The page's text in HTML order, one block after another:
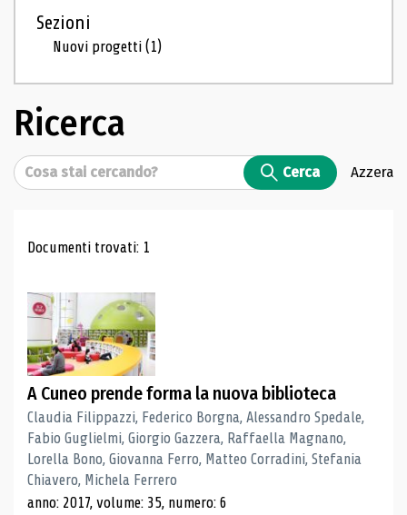
Sezioni
Nuovi progetti(1)
Ricerca
Cerca Cerca Azzera
Risultati di ricerca
Documenti trovati: 1
A Cuneo prende forma la nuova biblioteca
Claudia Filippazzi, Federico Borgna, Alessandro Spedale,
Fabio Guglielmi, Giorgio Gazzera, Raffaella Magnano,
Lorella Bono, Giovanna Ferro, Matteo Corradini, Stefania
Chiavero, Michela Ferrero
anno: 2017, volume: 35, numero: 6